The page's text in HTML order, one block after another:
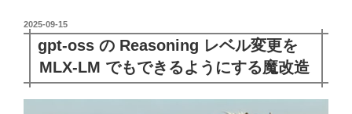
投
稿
2025-09-15
gpt-oss の Reasoning レベル変更を
MLX-LM でもできるようにする魔改造